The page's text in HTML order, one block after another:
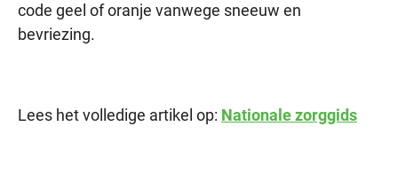
code geel of oranje vanwege sneeuw en
bevriezing.
Lees het volledige artikel op: Nationale zorggids